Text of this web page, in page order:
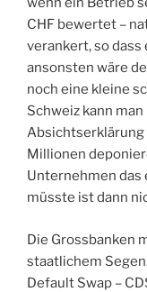
CHF bewertet –
verankert, so
ansonsten wäre
noch eine kleine
Schweiz kann
Absichtserklärung
Millionen
Unternehmen das
müsste ist dann
Die Grossbanken
staatlichem
Default Swap –